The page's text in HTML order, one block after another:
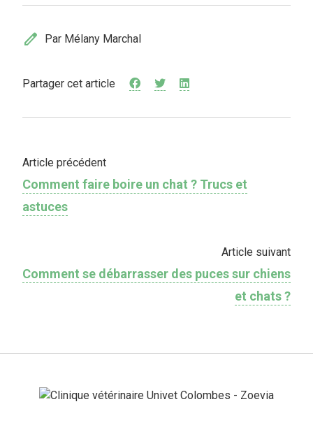
edit Par Mélany Marchal
Partager cet article
Article précédent
Comment faire boire un chat ? Trucs et
astuces
Article suivant
Comment se débarrasser des puces sur chiens
et chats ?